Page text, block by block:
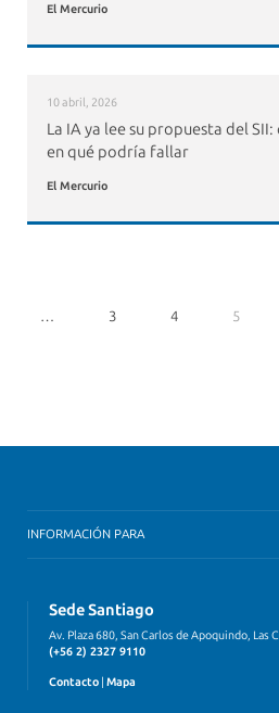
El Mercurio
10 abril, 2026
La IA ya lee su propuesta del
en qué podría fallar
El Mercurio
… 3 4 5
INFORMACIÓN PARA
Sede Santiago
Av. Plaza 680, San Carlos de Apoquindo, Las
(+56 2) 2327 9110
Contacto | Mapa